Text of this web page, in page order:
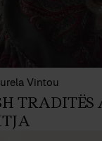
Vintou
TRADITËS